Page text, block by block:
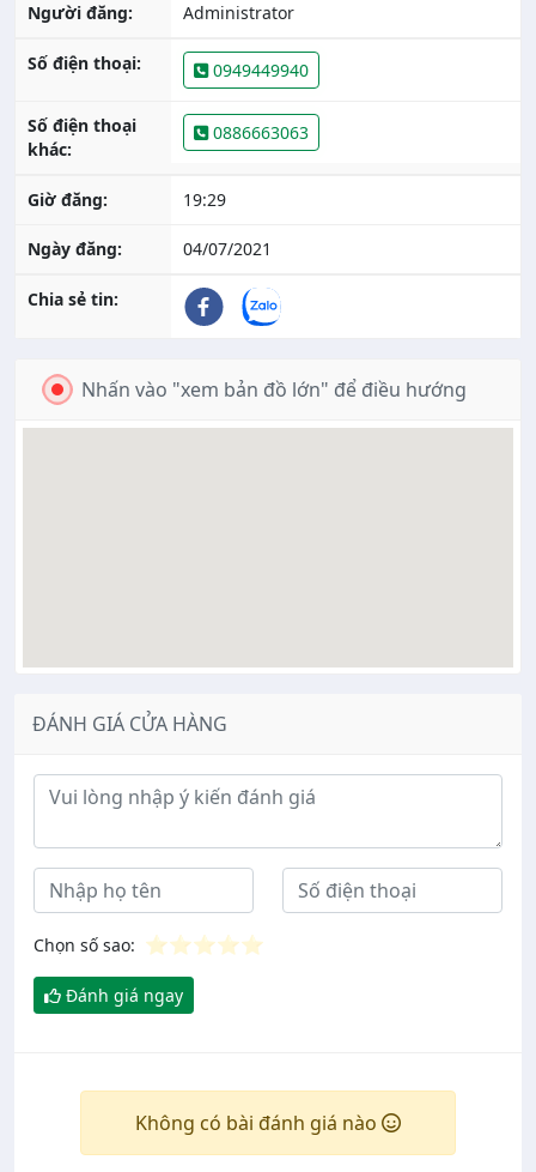
Người đăng: Administrator
Số điện thoại: 0949449940
Số điện thoại
khác:
0886663063
Giờ đăng: 19:29
Ngày đăng: 04/07/2021
Chia sẻ tin:
Nhấn vào "xem bản đồ lớn" để điều hướng
ĐÁNH GIÁ CỬA HÀNG
Ý kiến đánh giá
Chọn số sao: ⭐⭐⭐⭐⭐
Đánh giá ngay
Không có bài đánh giá nào